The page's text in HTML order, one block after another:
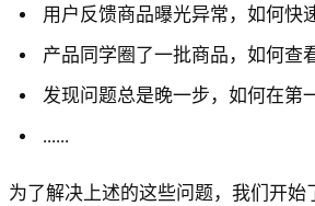
用户反馈商品曝光异常，如何快
产品同学圈了一批商品，如何查
发现问题总是晚一步，如何在第
......
为了解决上述的这些问题，我们开始